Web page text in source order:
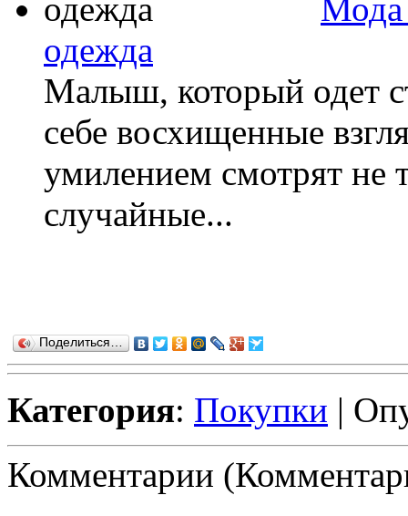
Мода
одежда
Малыш, который одет
себе восхищенные
умилением смотрят не
случайные...
Поделиться…
Категория: Покупки |
Комментарии